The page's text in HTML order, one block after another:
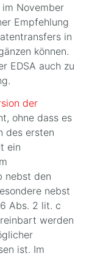
November
Empfehlung
in
können.
EDSA auch zu
der
ohne dass es
des ersten
ein
nebst den
nebst
Abs. 2 lit. c
werden
ist. Im